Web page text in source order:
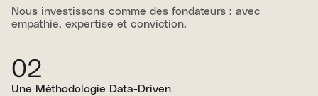
Nous investissons comme des fondateurs : avec
empathie, expertise et conviction.
02
Une Méthodologie Data-Driven